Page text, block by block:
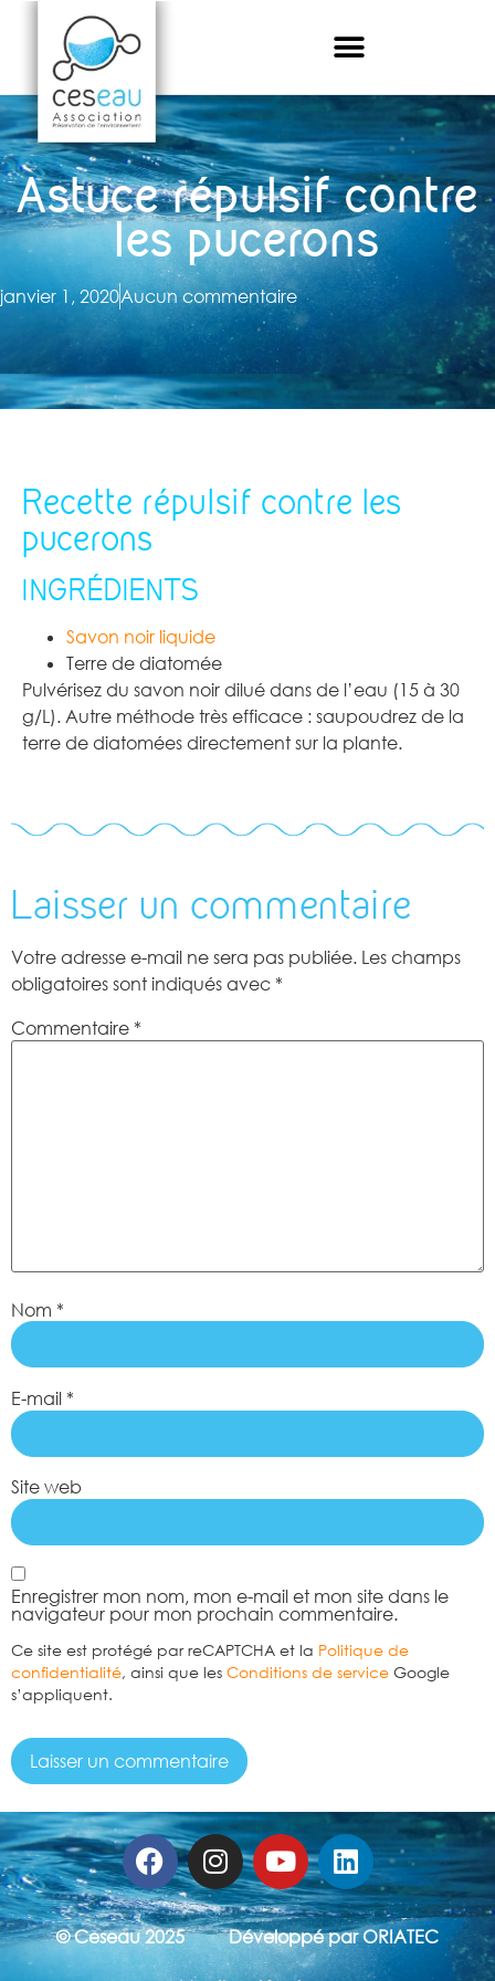
Astuce répulsif contre
les pucerons
janvier 1, 2020Aucun commentaire
Recette répulsif contre les
pucerons
INGRÉDIENTS
Savon noir liquide
Terre de diatomée
Pulvérisez du savon noir dilué dans de l’eau (15 à 30
g/L). Autre méthode très efficace : saupoudrez de la
terre de diatomées directement sur la plante.
Laisser un commentaire
Votre adresse e-mail ne sera pas publiée. Les champs
obligatoires sont indiqués avec *
Commentaire *
Nom *
E-mail *
Site web
Enregistrer mon nom, mon e-mail et mon site dans le
navigateur pour mon prochain commentaire.
Ce site est protégé par reCAPTCHA et la Politique de
confidentialité, ainsi que les Conditions de service Google
s’appliquent.
© Ceseau 2025 Développé par ORIATEC